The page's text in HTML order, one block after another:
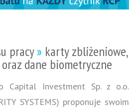
pracy» karty zbliżeniowe,
dane biometryczne
Capital Investment Sp. z o.o.
SYSTEMS) proponuje swoim